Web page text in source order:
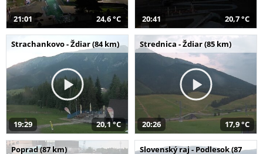
21:01 24,6 °C 20:41 20,7 °C
Strachankovo - Ždiar (84 km)
19:29 20,1 °C
Strednica - Ždiar (85 km)
20:26 17,9 °C
Poprad (87 km)
Slovenský raj - Podlesok (87